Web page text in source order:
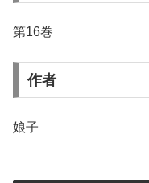
第16巻
作者
娘子